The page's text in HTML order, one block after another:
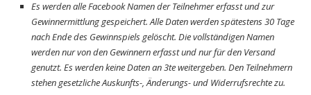
Es werden alle Facebook Namen der Teilnehmer erfasst und zur
Gewinnermittlung gespeichert. Alle Daten werden spätestens 30 Tage
nach Ende des Gewinnspiels gelöscht. Die vollständigen Namen
werden nur von den Gewinnern erfasst und nur für den Versand
genutzt. Es werden keine Daten an 3te weitergeben. Den Teilnehmern
stehen gesetzliche Auskunfts-, Änderungs- und Widerrufsrechte zu.